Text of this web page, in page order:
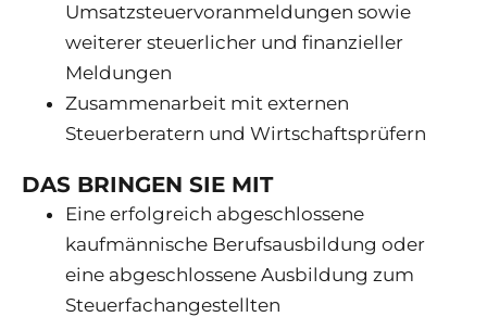
Umsatzsteuervoranmeldungen sowie
weiterer steuerlicher und finanzieller
Meldungen
Zusammenarbeit mit externen
Steuerberatern und Wirtschaftsprüfern
DAS BRINGEN SIE MIT
Eine erfolgreich abgeschlossene
kaufmännische Berufsausbildung oder
eine abgeschlossene Ausbildung zum
Steuerfachangestellten